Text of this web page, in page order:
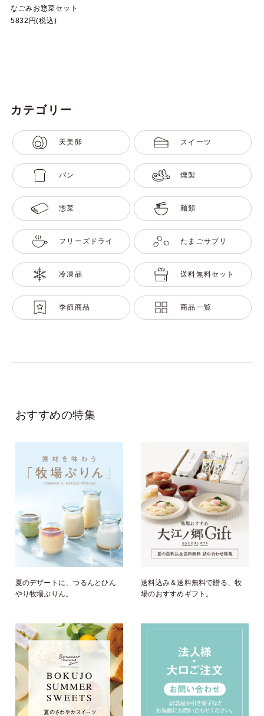
なごみお惣菜セット
5832円(税込)
カテゴリー
天美卵 スイーツ
パン 燻製
惣菜 麺類
フリーズドライ たまごサプリ
冷凍品 送料無料セット
季節商品 商品一覧
おすすめの特集
夏のデザートに、つるんとひん
やり牧場ぷりん。
送料込み＆送料無料で贈る、牧
場のおすすめギフト。